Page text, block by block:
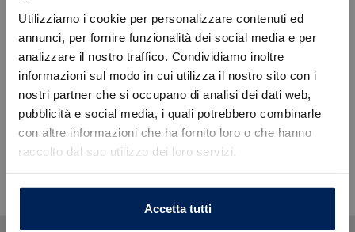
Utilizziamo i cookie per personalizzare contenuti ed
annunci, per fornire funzionalità dei social media e per
analizzare il nostro traffico. Condividiamo inoltre
informazioni sul modo in cui utilizza il nostro sito con i
nostri partner che si occupano di analisi dei dati web,
pubblicità e social media, i quali potrebbero combinarle
con altre informazioni che ha fornito loro o che hanno
raccolto dal suo utilizzo dei loro servizi.
Accetta tutti
Nessun veicolo trovato con i filtri selezionati
Errore
Caricamento veicoli non riuscito